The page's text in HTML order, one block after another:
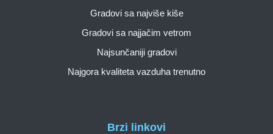
Brzi linkovi
Gradovi sa najviše kiše
Gradovi sa najjačim vetrom
Najsunčaniji gradovi
Najgora kvaliteta vazduha trenutno